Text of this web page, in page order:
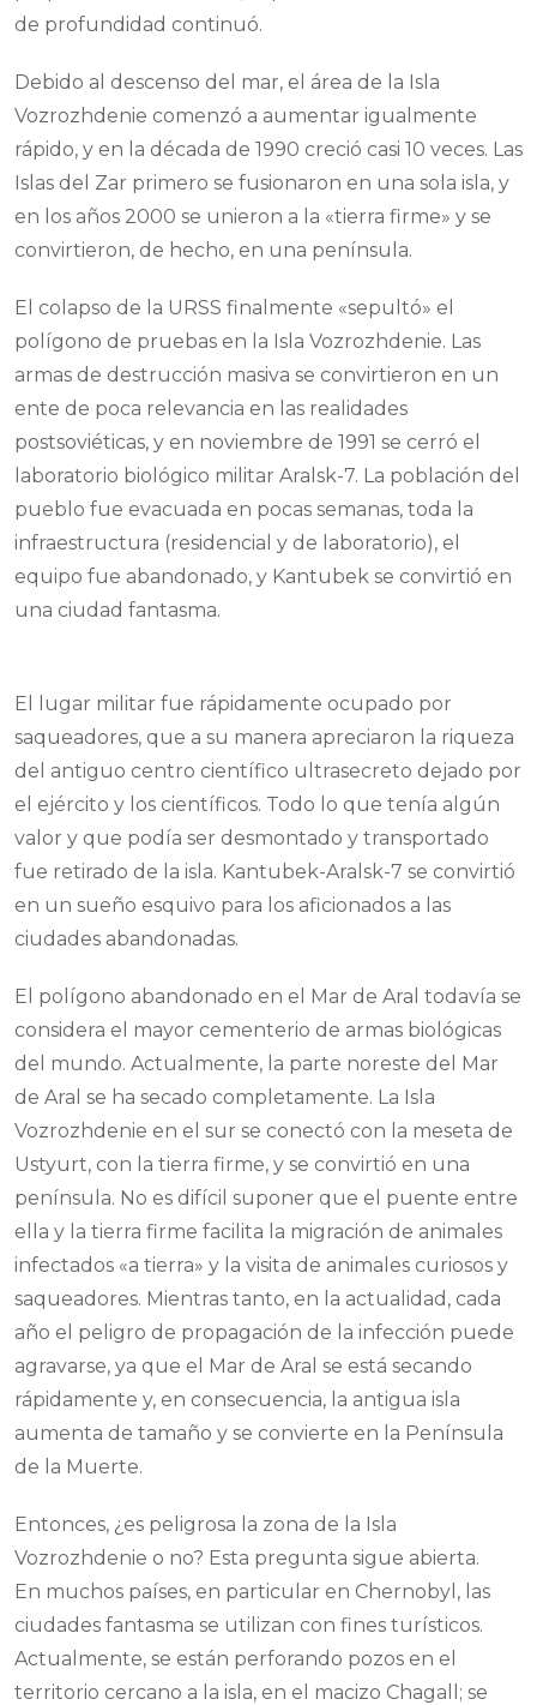
de profundidad continuó.
Debido al descenso del mar, el área de la Isla
Vozrozhdenie comenzó a aumentar igualmente
rápido, y en la década de 1990 creció casi 10 veces. Las
Islas del Zar primero se fusionaron en una sola isla, y
en los años 2000 se unieron a la «tierra firme» y se
convirtieron, de hecho, en una península.
El colapso de la URSS finalmente «sepultó» el
polígono de pruebas en la Isla Vozrozhdenie. Las
armas de destrucción masiva se convirtieron en un
ente de poca relevancia en las realidades
postsoviéticas, y en noviembre de 1991 se cerró el
laboratorio biológico militar Aralsk-7. La población del
pueblo fue evacuada en pocas semanas, toda la
infraestructura (residencial y de laboratorio), el
equipo fue abandonado, y Kantubek se convirtió en
una ciudad fantasma.
El lugar militar fue rápidamente ocupado por
saqueadores, que a su manera apreciaron la riqueza
del antiguo centro científico ultrasecreto dejado por
el ejército y los científicos. Todo lo que tenía algún
valor y que podía ser desmontado y transportado
fue retirado de la isla. Kantubek-Aralsk-7 se convirtió
en un sueño esquivo para los aficionados a las
ciudades abandonadas.
El polígono abandonado en el Mar de Aral todavía se
considera el mayor cementerio de armas biológicas
del mundo. Actualmente, la parte noreste del Mar
de Aral se ha secado completamente. La Isla
Vozrozhdenie en el sur se conectó con la meseta de
Ustyurt, con la tierra firme, y se convirtió en una
península. No es difícil suponer que el puente entre
ella y la tierra firme facilita la migración de animales
infectados «a tierra» y la visita de animales curiosos y
saqueadores. Mientras tanto, en la actualidad, cada
año el peligro de propagación de la infección puede
agravarse, ya que el Mar de Aral se está secando
rápidamente y, en consecuencia, la antigua isla
aumenta de tamaño y se convierte en la Península
de la Muerte.
Entonces, ¿es peligrosa la zona de la Isla
Vozrozhdenie o no? Esta pregunta sigue abierta.
En muchos países, en particular en Chernobyl, las
ciudades fantasma se utilizan con fines turísticos.
Actualmente, se están perforando pozos en el
territorio cercano a la isla, en el macizo Chagall; se